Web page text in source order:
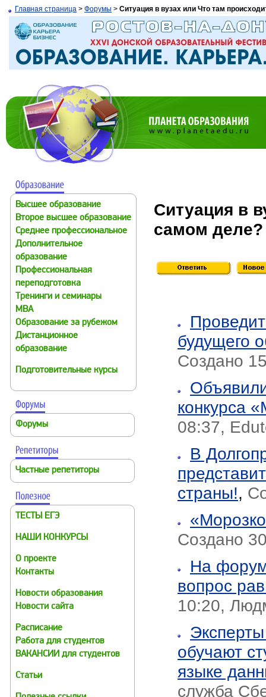
Главная страница > Форумы > Ситуация в вузах или Что там
Высшее образование
Второе высшее образование
Среднее профессиональное
Дополнительное
образование
Профессиональная
переподготовка
Тренинги и семинары
MBA
Образование за рубежом
Дистанционное
образование
Подготовительные курсы
Форумы
Частные репетиторы
ТЕСТЫ ЕГЭ
НАШИ КОНКУРСЫ
О проекте
Контакты
Новости образования
Новости сайта
Расписание
Работа для студентов
ВАКАНСИИ для студентов
Статьи
Ситуация в
самом деле?
будущего
Создано
конкурса
08:37,
В
страны!,
Создано
На
вопрос
10:20,
обучают
языке
служба